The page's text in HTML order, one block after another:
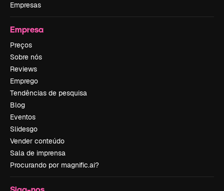
Empresas
Empresa
Preços
Sobre nós
Reviews
Emprego
Tendências de pesquisa
Blog
Eventos
Slidesgo
Vender conteúdo
Sala de imprensa
Procurando por magnific.ai?